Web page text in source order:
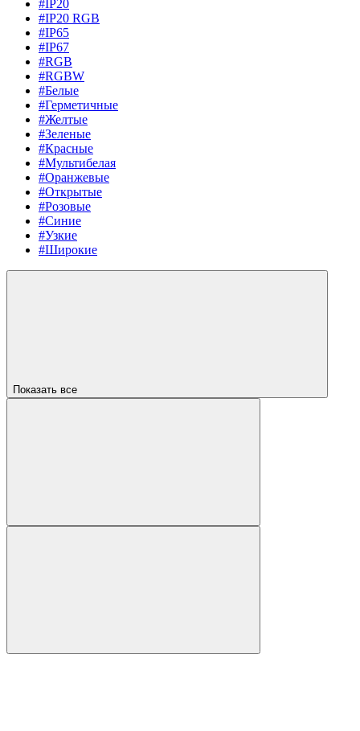
#IP20
#IP20 RGB
#IP65
#IP67
#RGB
#RGBW
#Белые
#Герметичные
#Желтые
#Зеленые
#Красные
#Мультибелая
#Оранжевые
#Открытые
#Розовые
#Синие
#Узкие
#Широкие
Показать все